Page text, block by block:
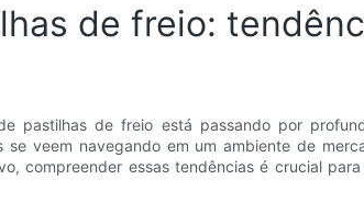
de freio:
pastilhas de freio está passando por
veem navegando em um ambiente de
compreender essas tendências é crucial